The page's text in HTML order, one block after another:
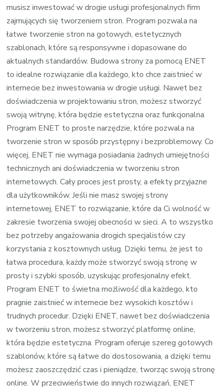
musisz inwestować w drogie usługi profesjonalnych firm
zajmujących się tworzeniem stron. Program pozwala na
łatwe tworzenie stron na gotowych, estetycznych
szablonach, które są responsywne i dopasowane do
aktualnych standardów. Budowa strony za pomocą ENET
to idealne rozwiązanie dla każdego, kto chce zaistnieć w
internecie bez inwestowania w drogie usługi. Nawet bez
doświadczenia w projektowaniu stron, możesz stworzyć
swoją witrynę, która będzie estetyczna oraz funkcjonalna.
Program ENET to proste narzędzie, które pozwala na
tworzenie stron w sposób przystępny i bezproblemowy. Co
więcej, ENET nie wymaga posiadania żadnych umiejętności
technicznych ani doświadczenia w tworzeniu stron
internetowych. Cały proces jest prosty, a efekty przyjazne
dla użytkowników. Jeśli nie masz swojej strony
internetowej, ENET to rozwiązanie, które da Ci wolność w
zakresie tworzenia swojej obecności w sieci. A to wszystko
bez potrzeby angażowania drogich specjalistów czy
korzystania z kosztownych usług. Dzięki temu, że jest to
łatwa procedura, każdy może stworzyć swoją stronę w
prosty i szybki sposób, uzyskując profesjonalny efekt.
Program ENET to świetna możliwość dla każdego, kto
pragnie zaistnieć w internecie bez wysokich kosztów i
trudnych procedur. Dzięki ENET, nawet bez doświadczenia
w tworzeniu stron, możesz stworzyć platformę online,
która będzie estetyczna. Program oferuje szereg gotowych
szablonów, które są łatwe do dostosowania, a dzięki temu
możesz zaoszczędzić czas i pieniądze, tworząc swoją stronę
online. W przeciwieństwie do innych rozwiązań, ENET